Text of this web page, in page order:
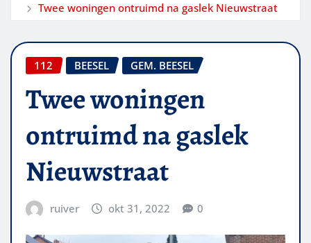
Twee woningen ontruimd na gaslek Nieuwstraat
112 BEESEL GEM. BEESEL
Twee woningen
ontruimd na gaslek
Nieuwstraat
ruiver okt 31, 2022 0